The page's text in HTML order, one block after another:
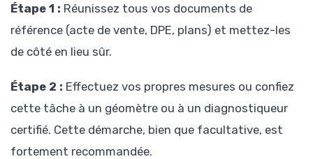
Étape 1 : Réunissez tous vos documents de
référence (acte de vente, DPE, plans) et mettez-les
de côté en lieu sûr.
Étape 2 : Effectuez vos propres mesures ou confiez
cette tâche à un géomètre ou à un diagnostiqueur
certifié. Cette démarche, bien que facultative, est
fortement recommandée.